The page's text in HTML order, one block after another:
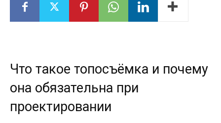
Что такое топосъёмка и почему
она обязательна при
проектировании